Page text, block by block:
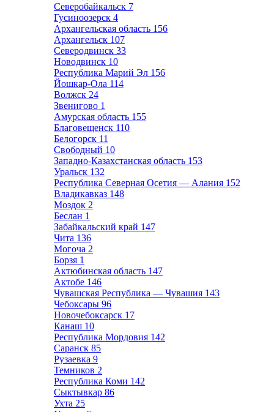
Северобайкальск 7
Гусиноозерск 4
Архангельская область 156
Архангельск 107
Северодвинск 33
Новодвинск 10
Республика Марий Эл 156
Йошкар-Ола 114
Волжск 24
Звенигово 1
Амурская область 155
Благовещенск 110
Белогорск 11
Свободный 10
Западно-Казахстанская область 153
Уральск 132
Республика Северная Осетия — Алания 152
Владикавказ 148
Моздок 2
Беслан 1
Забайкальский край 147
Чита 136
Могоча 2
Борзя 1
Актюбинская область 147
Актобе 146
Чувашская Республика — Чувашия 143
Чебоксары 96
Новочебоксарск 17
Канаш 10
Республика Мордовия 142
Саранск 85
Рузаевка 9
Темников 2
Республика Коми 142
Сыктывкар 86
Ухта 25